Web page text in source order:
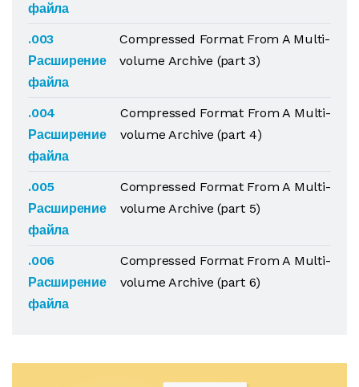
файла
.003
Расширение
файла
Compressed Format From A Multi-
volume Archive (part 3)
.004
Расширение
файла
Compressed Format From A Multi-
volume Archive (part 4)
.005
Расширение
файла
Compressed Format From A Multi-
volume Archive (part 5)
.006
Расширение
файла
Compressed Format From A Multi-
volume Archive (part 6)